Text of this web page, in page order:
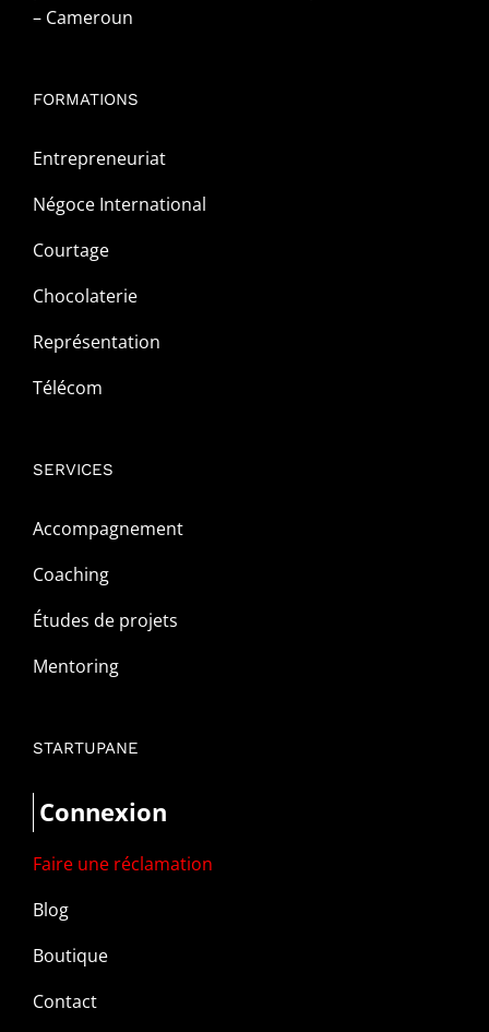
– Cameroun
FORMATIONS
Entrepreneuriat
Négoce International
Courtage
Chocolaterie
Représentation
Télécom
SERVICES
Accompagnement
Coaching
Études de projets
Mentoring
STARTUPANE
Connexion
Faire une réclamation
Blog
Boutique
Contact